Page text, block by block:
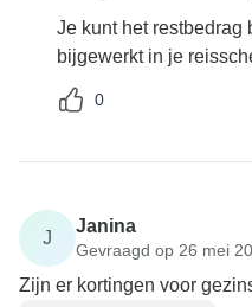
Je kunt het restbedrag
bijgewerkt in je
0
J
Janina
Gevraagd op 26 mei
Zijn er kortingen voor